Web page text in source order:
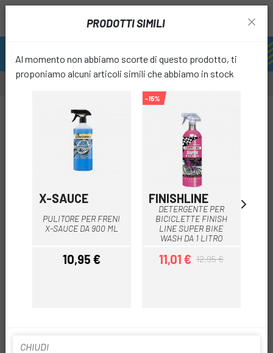
PRODOTTI SIMILI
Al momento non abbiamo scorte di questo prodotto, ti
proponiamo alcuni articoli simili che abbiamo in stock
X-SAUCE
PULITORE PER FRENI
X-SAUCE DA 900 ML
Prezzo
10,95 €
-15%
FINISHLINE
DETERGENTE PER
BICICLETTE FINISH
LINE SUPER BIKE
WASH DA 1 LITRO
Prezzo
11,01 €Prezzo base
12,95 €
CHIUDI